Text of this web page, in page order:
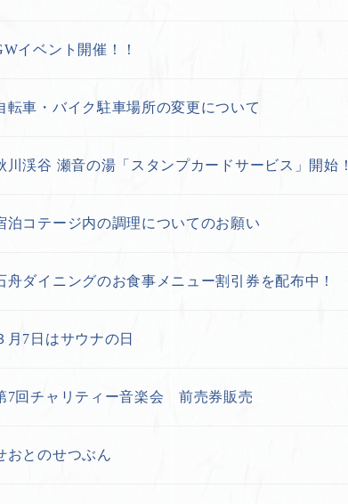
イベント開催！！
転車・バイク駐車場所の変更について
川渓谷 瀬音の湯「スタンプカードサービス」開始！
泊コテージ内の調理についてのお願い
舟ダイニングのお食事メニュー割引券を配布中！
月7日はサウナの日
7回チャリティー音楽会 前売券販売
おとのせつぶん